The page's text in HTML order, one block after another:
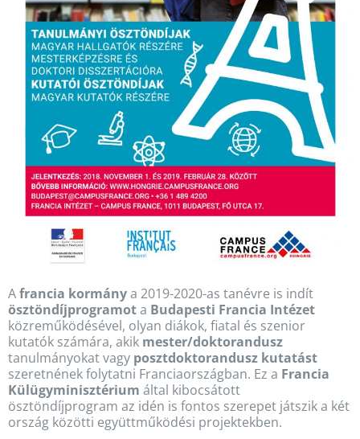
Afrancia kormánya 2019-2020-as tanévre is indít
ösztöndíjprogramota Budapesti Francia Intézet
közreműködésével, olyan diákok, fiatal és szenior
kutatók számára, akik mester/doktorandusz
tanulmányokat vagy posztdoktorandusz kutatást
szeretnének folytatni Franciaországban. Ez a Francia
Külügyminisztérium által kibocsátott
ösztöndíjprogram az idén is fontos szerepet játszik a két
ország közötti együttműködési projektekben.